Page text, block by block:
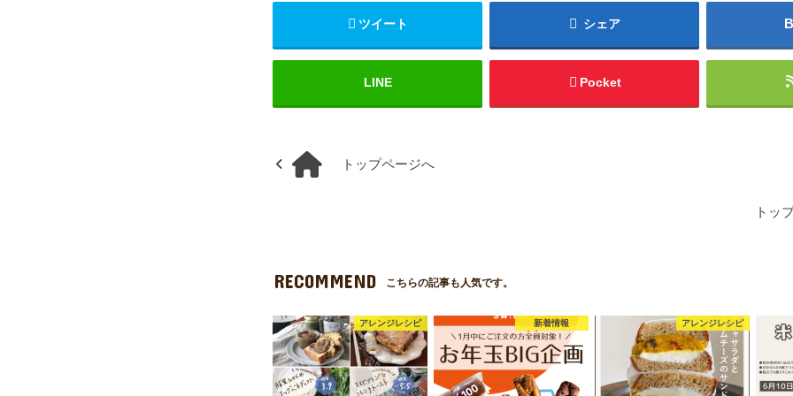
ツイート シェア
LINE Pocket
トップページへ
トッ
RECOMMEND こちらの記事も人気です。
アレンジレシピ 新着情報 アレンジレシピ